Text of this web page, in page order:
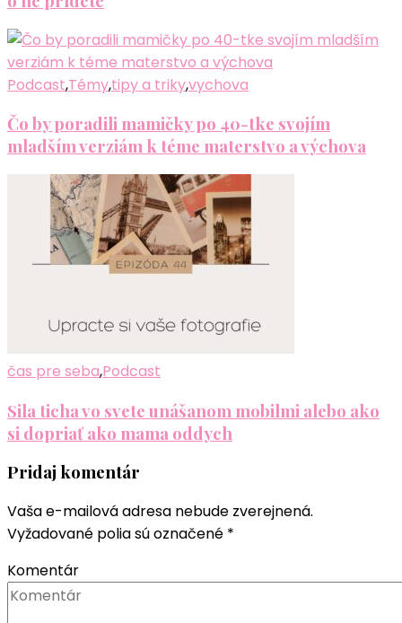
Podcast,Témy,tipy a triky,vychova
Čo by poradili mamičky po 40-tke svojím
mladším verziám k téme materstvo a výchova
čas pre seba,Podcast
Sila ticha vo svete unášanom mobilmi alebo ako
si dopriať ako mama oddych
Pridaj komentár
Vaša e-mailová adresa nebude zverejnená.
Vyžadované polia sú označené *
Komentár